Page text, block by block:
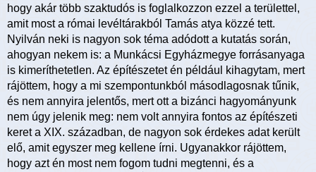
hogy akár több szaktudós is foglalkozzon ezzel a területtel,
amit most a római levéltárakból Tamás atya közzé tett.
Nyilván neki is nagyon sok téma adódott a kutatás során,
ahogyan nekem is: a Munkácsi Egyházmegye forrásanyaga
is kimeríthetetlen. Az építészetet én például kihagytam, mert
rájöttem, hogy a mi szempontunkból másodlagosnak tűnik,
és nem annyira jelentős, mert ott a bizánci hagyományunk
nem úgy jelenik meg: nem volt annyira fontos az építészeti
keret a XIX. században, de nagyon sok érdekes adat került
elő, amit egyszer meg kellene írni. Ugyanakkor rájöttem,
hogy azt én most nem fogom tudni megtenni, és a